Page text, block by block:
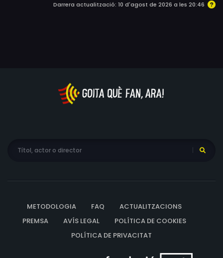
Darrera actualització: 10 d'agost de 2026 a les 20:46
METODOLOGIA FAQ
ACTUALITZACIONS
PREMSA
AVÍS LEGAL
POLÍTICA DE COOKIES
POLÍTICA DE PRIVACITAT